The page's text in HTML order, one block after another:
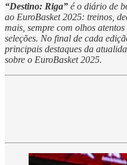
“Destino: Riga” é o diário de
ao EuroBasket 2025: treinos,
mais, sempre com olhos
seleções. No final de cada
principais destaques da
sobre o EuroBasket 2025.